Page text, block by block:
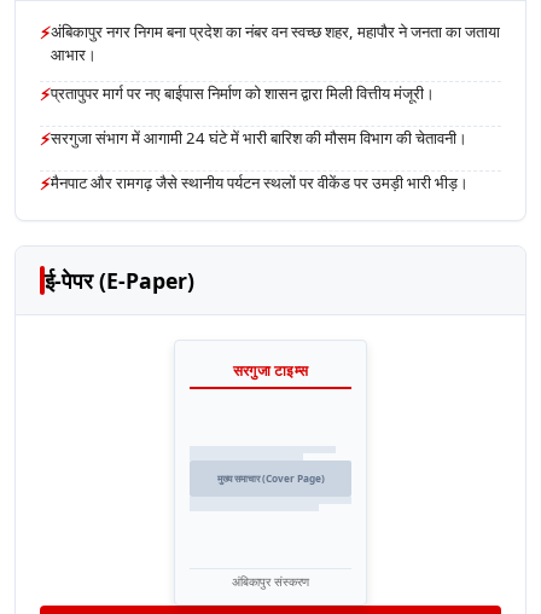
⚡अंबिकापुर नगर निगम बना प्रदेश का नंबर वन स्वच्छ शहर, महापौर ने जनता का जताया
आभार।
⚡प्रतापुपर मार्ग पर नए बाईपास निर्माण को शासन द्वारा मिली वित्तीय मंजूरी।
⚡सरगुजा संभाग में आगामी 24 घंटे में भारी बारिश की मौसम विभाग की चेतावनी।
⚡मैनपाट और रामगढ़ जैसे स्थानीय पर्यटन स्थलों पर वीकेंड पर उमड़ी भारी भीड़।
ई-पेपर (E-Paper)
सरगुजा टाइम्स
मुख्य समाचार (Cover Page)
अंबिकापुर संस्करण